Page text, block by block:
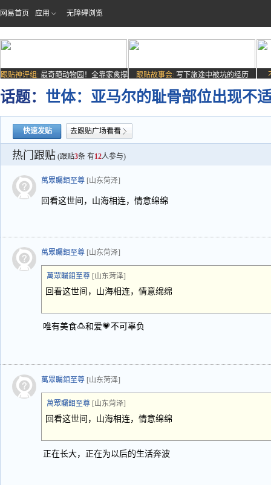
网易首页 应用 无障碍浏览
跟贴神评组: 最奇葩动物园！全靠家禽撑
场子
跟贴故事会: 写下旅途中被坑的经历
话题： 世体：亚马尔的耻骨部位出现不
快速发贴 去跟贴广场看看
热门跟贴 (跟贴3条 有12人参与)
萬眾矚鉬至尊 [山东菏泽]
回看这世间，山海相连，情意绵绵
萬眾矚鉬至尊 [山东菏泽]
萬眾矚鉬至尊 [山东菏泽]
回看这世间，山海相连，情意绵绵
唯有美食🍮和爱💗不可辜负
萬眾矚鉬至尊 [山东菏泽]
萬眾矚鉬至尊 [山东菏泽]
回看这世间，山海相连，情意绵绵
正在长大，正在为以后的生活奔波